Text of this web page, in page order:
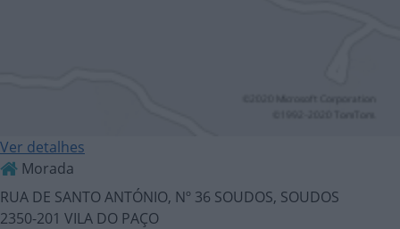
Ver detalhes
Morada
RUA DE SANTO ANTÓNIO, Nº 36 SOUDOS, SOUDOS
2350-201 VILA DO PAÇO